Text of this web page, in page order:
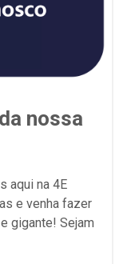
nossa
aqui na 4E
e venha fazer
gigante! Sejam